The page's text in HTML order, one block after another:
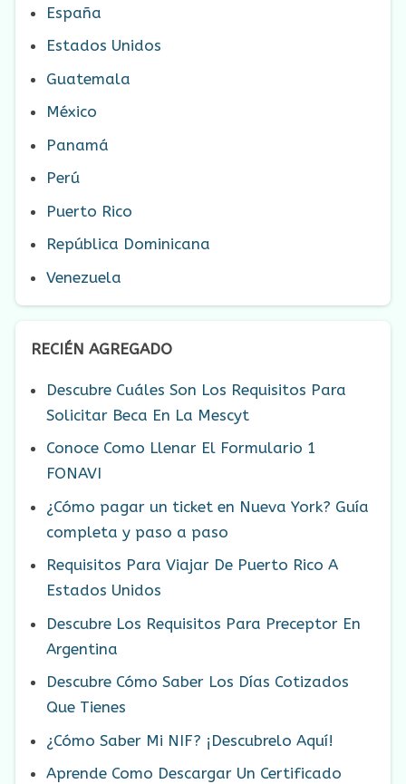
España
Estados Unidos
Guatemala
México
Panamá
Perú
Puerto Rico
República Dominicana
Venezuela
RECIÉN AGREGADO
Descubre Cuáles Son Los Requisitos Para
Solicitar Beca En La Mescyt
Conoce Como Llenar El Formulario 1
FONAVI
¿Cómo pagar un ticket en Nueva York? Guía
completa y paso a paso
Requisitos Para Viajar De Puerto Rico A
Estados Unidos
Descubre Los Requisitos Para Preceptor En
Argentina
Descubre Cómo Saber Los Días Cotizados
Que Tienes
¿Cómo Saber Mi NIF? ¡Descubrelo Aquí!
Aprende Como Descargar Un Certificado